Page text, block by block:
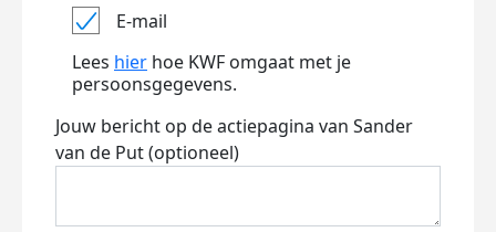
E-mail
Lees hier hoe KWF omgaat met je
persoonsgegevens.
Jouw bericht op de actiepagina van Sander
van de Put (optioneel)